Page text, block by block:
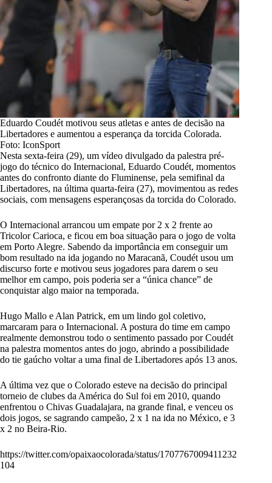
Eduardo Coudét motivou seus atletas e antes de decisão na
Libertadores e aumentou a esperança da torcida Colorada.
Foto: IconSport
Nesta sexta-feira (29), um vídeo divulgado da palestra pré-
jogo do técnico do Internacional, Eduardo Coudét, momentos
antes do confronto diante do Fluminense, pela semifinal da
Libertadores, na última quarta-feira (27), movimentou as redes
sociais, com mensagens esperançosas da torcida do Colorado.
O Internacional arrancou um empate por 2 x 2 frente ao
Tricolor Carioca, e ficou em boa situação para o jogo de volta
em Porto Alegre. Sabendo da importância em conseguir um
bom resultado na ida jogando no Maracanã, Coudét usou um
discurso forte e motivou seus jogadores para darem o seu
melhor em campo, pois poderia ser a “única chance” de
conquistar algo maior na temporada.
Hugo Mallo e Alan Patrick, em um lindo gol coletivo,
marcaram para o Internacional. A postura do time em campo
realmente demonstrou todo o sentimento passado por Coudét
na palestra momentos antes do jogo, abrindo a possibilidade
do tie gaúcho voltar a uma final de Libertadores após 13 anos.
A última vez que o Colorado esteve na decisão do principal
torneio de clubes da América do Sul foi em 2010, quando
enfrentou o Chivas Guadalajara, na grande final, e venceu os
dois jogos, se sagrando campeão, 2 x 1 na ida no México, e 3
x 2 no Beira-Rio.
https://twitter.com/opaixaocolorada/status/1707767009411232
104